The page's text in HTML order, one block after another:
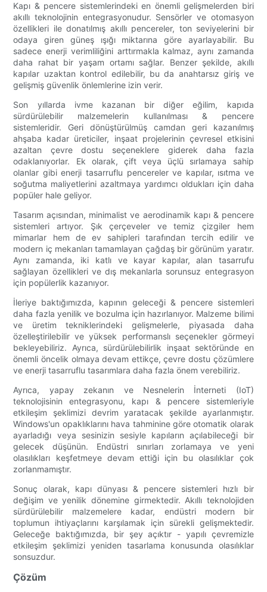
Kapı & pencere sistemlerindeki en önemli gelişmelerden biri
akıllı teknolojinin entegrasyonudur. Sensörler ve otomasyon
özellikleri ile donatılmış akıllı pencereler, ton seviyelerini bir
odaya giren güneş ışığı miktarına göre ayarlayabilir. Bu
sadece enerji verimliliğini arttırmakla kalmaz, aynı zamanda
daha rahat bir yaşam ortamı sağlar. Benzer şekilde, akıllı
kapılar uzaktan kontrol edilebilir, bu da anahtarsız giriş ve
gelişmiş güvenlik önlemlerine izin verir.
Son yıllarda ivme kazanan bir diğer eğilim, kapıda
sürdürülebilir malzemelerin kullanılması & pencere
sistemleridir. Geri dönüştürülmüş camdan geri kazanılmış
ahşaba kadar üreticiler, inşaat projelerinin çevresel etkisini
azaltan çevre dostu seçeneklere giderek daha fazla
odaklanıyorlar. Ek olarak, çift veya üçlü sırlamaya sahip
olanlar gibi enerji tasarruflu pencereler ve kapılar, ısıtma ve
soğutma maliyetlerini azaltmaya yardımcı oldukları için daha
popüler hale geliyor.
Tasarım açısından, minimalist ve aerodinamik kapı & pencere
sistemleri artıyor. Şık çerçeveler ve temiz çizgiler hem
mimarlar hem de ev sahipleri tarafından tercih edilir ve
modern iç mekanları tamamlayan çağdaş bir görünüm yaratır.
Aynı zamanda, iki katlı ve kayar kapılar, alan tasarrufu
sağlayan özellikleri ve dış mekanlarla sorunsuz entegrasyon
için popülerlik kazanıyor.
İleriye baktığımızda, kapının geleceği & pencere sistemleri
daha fazla yenilik ve bozulma için hazırlanıyor. Malzeme bilimi
ve üretim tekniklerindeki gelişmelerle, piyasada daha
özelleştirilebilir ve yüksek performanslı seçenekler görmeyi
bekleyebiliriz. Ayrıca, sürdürülebilirlik inşaat sektöründe en
önemli öncelik olmaya devam ettikçe, çevre dostu çözümlere
ve enerji tasarruflu tasarımlara daha fazla önem verebiliriz.
Ayrıca, yapay zekanın ve Nesnelerin İnterneti (IoT)
teknolojisinin entegrasyonu, kapı & pencere sistemleriyle
etkileşim şeklimizi devrim yaratacak şekilde ayarlanmıştır.
Windows'un opaklıklarını hava tahminine göre otomatik olarak
ayarladığı veya sesinizin sesiyle kapıların açılabileceği bir
gelecek düşünün. Endüstri sınırları zorlamaya ve yeni
olasılıkları keşfetmeye devam ettiği için bu olasılıklar çok
zorlanmamıştır.
Sonuç olarak, kapı dünyası & pencere sistemleri hızlı bir
değişim ve yenilik dönemine girmektedir. Akıllı teknolojiden
sürdürülebilir malzemelere kadar, endüstri modern bir
toplumun ihtiyaçlarını karşılamak için sürekli gelişmektedir.
Geleceğe baktığımızda, bir şey açıktır - yapılı çevremizle
etkileşim şeklimizi yeniden tasarlama konusunda olasılıklar
sonsuzdur.
Çözüm